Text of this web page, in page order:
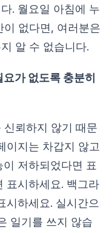
. 월요일 아침에 누
없다면, 여러분은
알 수 없습니다.
가 없도록 충분히
뢰하지 않기 때문
이지는 차갑지 않고
저하되었다면 표
표시하세요. 백그라
시하세요. 실시간으
일기를 쓰지 않습